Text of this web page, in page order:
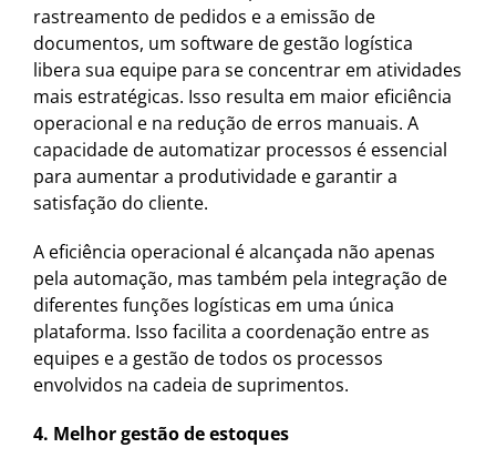
rastreamento de pedidos e a emissão de
documentos, um software de gestão logística
libera sua equipe para se concentrar em atividades
mais estratégicas. Isso resulta em maior eficiência
operacional e na redução de erros manuais. A
capacidade de automatizar processos é essencial
para aumentar a produtividade e garantir a
satisfação do cliente.
A eficiência operacional é alcançada não apenas
pela automação, mas também pela integração de
diferentes funções logísticas em uma única
plataforma. Isso facilita a coordenação entre as
equipes e a gestão de todos os processos
envolvidos na cadeia de suprimentos.
4. Melhor gestão de estoques